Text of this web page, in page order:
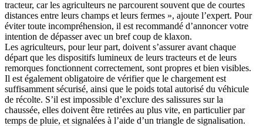
tracteur, car les agriculteurs ne parcourent souvent que de courtes
distances entre leurs champs et leurs fermes », ajoute l’expert. Pour
éviter toute incompréhension, il est recommandé d’annoncer votre
intention de dépasser avec un bref coup de klaxon.
Les agriculteurs, pour leur part, doivent s’assurer avant chaque
départ que les dispositifs lumineux de leurs tracteurs et de leurs
remorques fonctionnent correctement, sont propres et bien visibles.
Il est également obligatoire de vérifier que le chargement est
suffisamment sécurisé, ainsi que le poids total autorisé du véhicule
de récolte. S’il est impossible d’exclure des salissures sur la
chaussée, elles doivent être retirées au plus vite, en particulier par
temps de pluie, et signalées à l’aide d’un triangle de signalisation.